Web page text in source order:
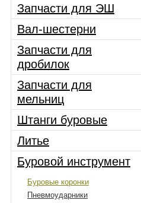
Запчасти для ЭШ
Вал-шестерни
Запчасти для
дробилок
Запчасти для
мельниц
Штанги буровые
Литье
Буровой инструмент
Буровые коронки
Пневмоударники